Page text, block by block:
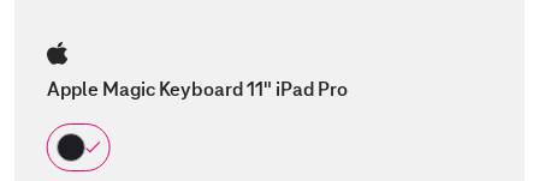
Apple Magic Keyboard 11" iPad Pro